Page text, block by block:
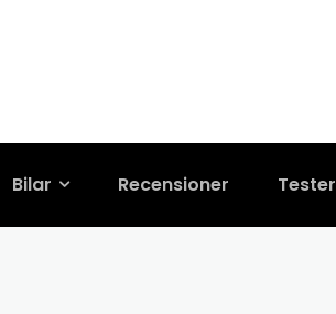
Bilar Recensioner Tester